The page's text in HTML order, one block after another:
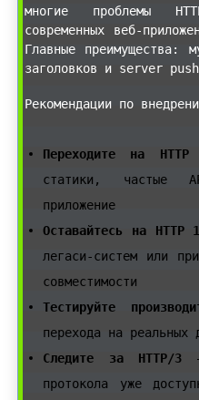
многие проблемы
современных веб-
Главные преимущества:
заголовков и server
Рекомендации по
Переходите на
статики, частые
приложение
Оставайтесь на HTTP
легаси-систем или
совместимости
Тестируйте
перехода на реальных
Следите за HTTP/3
протокола уже